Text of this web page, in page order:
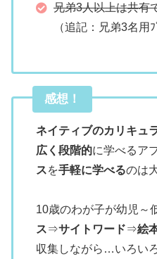
兄弟3人以上は共有
（追記：兄弟3名用
感想！
ネイティブのカリキュ
広く段階的に学べるア
スを手軽に学べるのは
10歳のわが子が幼児～
ス⇒サイトワード⇒絵
収集しながら…いろい